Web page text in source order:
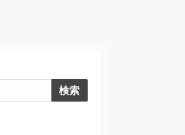
検索